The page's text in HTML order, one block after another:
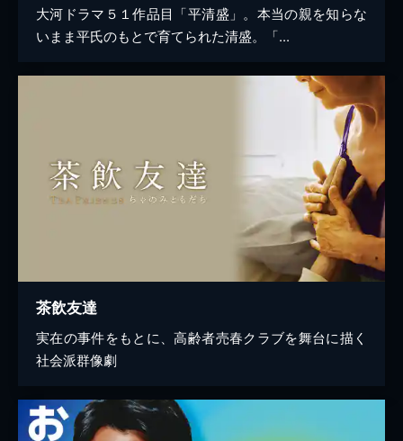
大河ドラマ５１作品目「平清盛」。本当の親を知らな
いまま平氏のもとで育てられた清盛。「...
茶飲友達
実在の事件をもとに、高齢者売春クラブを舞台に描く
社会派群像劇